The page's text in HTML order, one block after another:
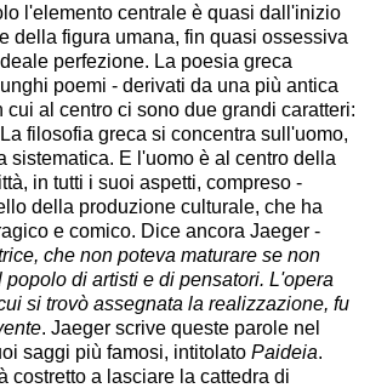
l'elemento centrale è quasi dall'inizio
della figura umana, fin quasi ossessiva
perfezione. La poesia greca
poemi - derivati da una più antica
cui al centro ci sono due grandi caratteri:
filosofia greca si concentra sull'uomo,
sistematica. E l'uomo è al centro della
in tutti i suoi aspetti, compreso -
della produzione culturale, che ha
e comico. Dice ancora Jaeger -
che non poteva maturare se non
di artisti e di pensatori. L'opera
si trovò assegnata la realizzazione, fu
. Jaeger scrive queste parole nel
saggi più famosi, intitolato Paideia.
costretto a lasciare la cattedra di